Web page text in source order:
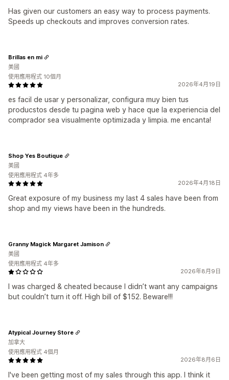
Has given our customers an easy way to process payments.
Speeds up checkouts and improves conversion rates.
2026年4月19日
es facil de usar y personalizar, configura muy bien tus
producstos desde tu pagina web y hace que la experiencia del
comprador sea visualmente optimizada y limpia. me encanta!
Brillas en mi
美國
使用應用程式 10個月
2026年4月18日
Great exposure of my business my last 4 sales have been from
shop and my views have been in the hundreds.
Shop Yes Boutique
美國
使用應用程式 4年多
2026年8月9日
I was charged & cheated because I didn’t want any campaigns
but couldn’t turn it off. High bill of $152. Beware!!!
Granny Magick Margaret Jamison
美國
使用應用程式 4年多
2026年8月6日
I've been getting most of my sales through this app. I think it
Atypical Journey Store
加拿大
使用應用程式 4個月